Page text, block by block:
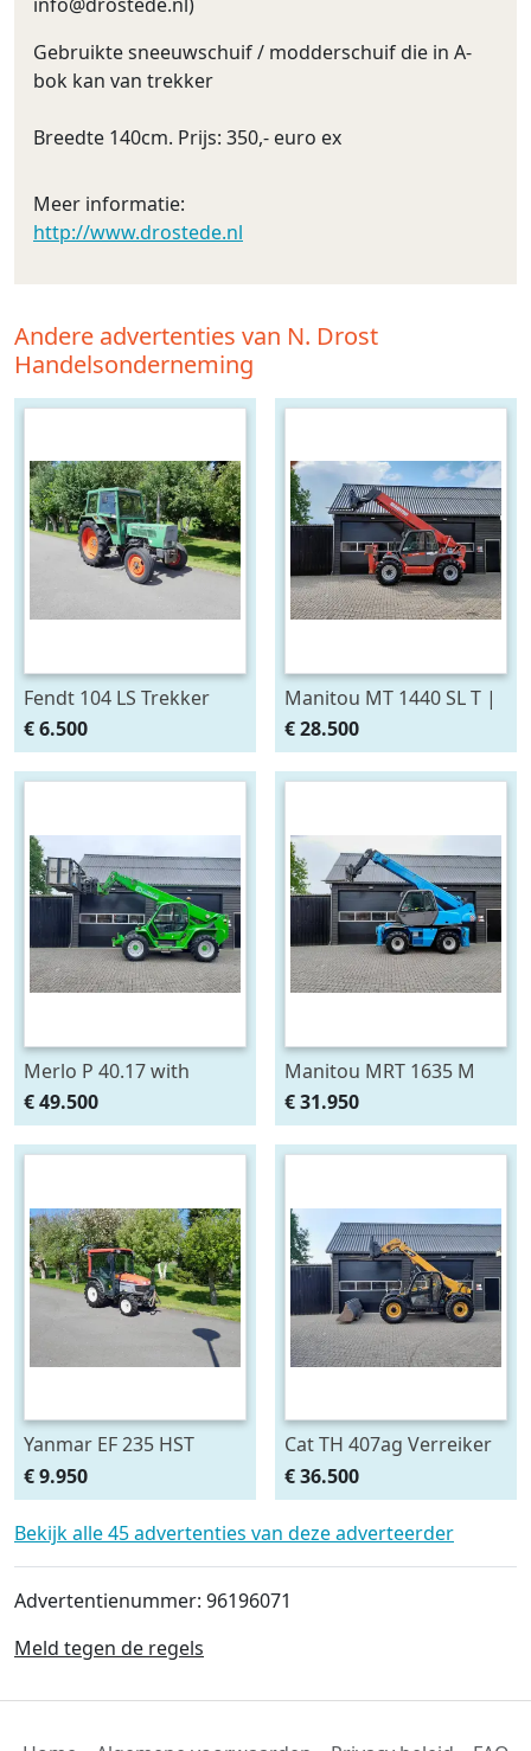
Gebruikte sneeuwschuif / modderschuif die in A-
bok kan van trekker
Breedte 140cm. Prijs: 350,- euro ex
Meer informatie:
http://www.drostede.nl
Andere advertenties van N. Drost
Handelsonderneming
Fendt 104 LS Trekker
Snelloper Cabine Servo
(bj 1979)
€ 6.500
Manitou MT 1440 SL T |
Verreiker met vorken (bj
2006)
€ 28.500
Merlo P 40.17 with
manbasket and remote
control (bj 2013)
€ 49.500
Manitou MRT 1635 M
ROTO verreiker met
vorken (bj 2007)
€ 31.950
Yanmar EF 235 HST
midi/minitrekker NL-
kenteken (bj 2011)
€ 9.950
Cat TH 407ag Verreiker
Airco 40 km/h (bj 2010)
€ 36.500
Bekijk alle 45 advertenties van deze adverteerder
Advertentienummer: 96196071
Meld tegen de regels